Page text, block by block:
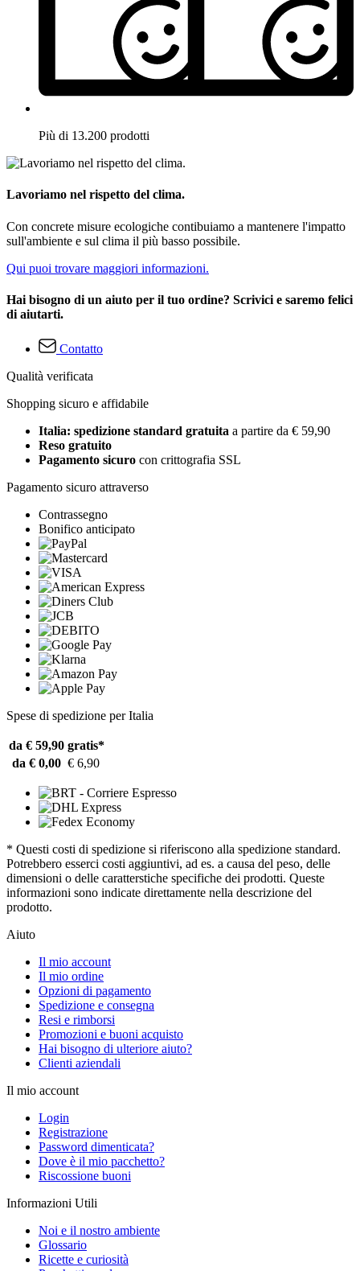
Più di 13.200 prodotti
Lavoriamo nel rispetto del clima.
Con concrete misure ecologiche contibuiamo a mantenere l'impatto
sull'ambiente e sul clima il più basso possibile.
Qui puoi trovare maggiori informazioni.
Hai bisogno di un aiuto per il tuo ordine? Scrivici e saremo felici
di aiutarti.
Contatto
Qualità verificata
Shopping sicuro e affidabile
Italia: spedizione standard gratuita a partire da € 59,90
Reso gratuito
Pagamento sicuro con crittografia SSL
Pagamento sicuro attraverso
Contrassegno
Bonifico anticipato
Spese di spedizione per Italia
da € 59,90 gratis*
da € 0,00 € 6,90
* Questi costi di spedizione si riferiscono alla spedizione standard.
Potrebbero esserci costi aggiuntivi, ad es. a causa del peso, delle
dimensioni o delle caratterstiche specifiche dei prodotti. Queste
informazioni sono indicate direttamente nella descrizione del
prodotto.
Aiuto
Il mio account
Il mio ordine
Opzioni di pagamento
Spedizione e consegna
Resi e rimborsi
Promozioni e buoni acquisto
Hai bisogno di ulteriore aiuto?
Clienti aziendali
Il mio account
Login
Registrazione
Password dimenticata?
Dove è il mio pacchetto?
Riscossione buoni
Informazioni Utili
Noi e il nostro ambiente
Glossario
Ricette e curiosità